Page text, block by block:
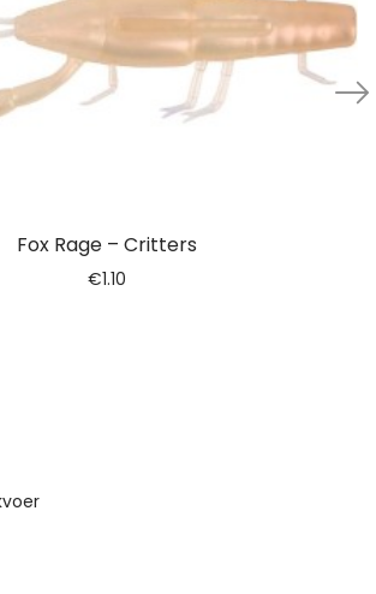
Fox Rage – Critters
€1.10